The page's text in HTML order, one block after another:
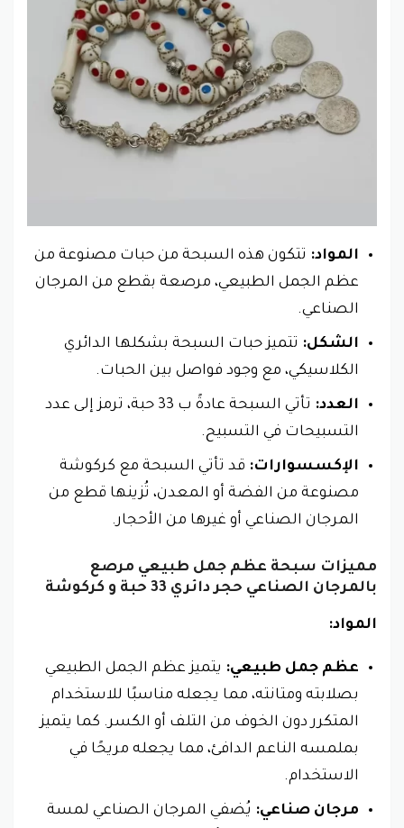
المواد: تتكون هذه السبحة من حبات مصنوعة من
عظم الجمل الطبيعي، مرصعة بقطع من المرجان
الصناعي.
الشكل: تتميز حبات السبحة بشكلها الدائري
الكلاسيكي، مع وجود فواصل بين الحبات.
العدد:
تأتي السبحة عادةً ب 33 حبة، ترمز إلى عدد
التسبيحات في التسبيح.
الإكسسوارات: قد تأتي السبحة مع كركوشة
مصنوعة من الفضة أو المعدن، تُزينها قطع من
المرجان الصناعي أو غيرها من الأحجار.
مميزات سبحة عظم جمل طبيعي مرصع
بالمرجان الصناعي حجر دائري 33 حبة و كركوشة
المواد:
عظم جمل طبيعي: يتميز عظم الجمل الطبيعي
بصلابته ومتانته، مما يجعله مناسبًا للاستخدام
المتكرر دون الخوف من التلف أو الكسر. كما يتميز
بملمسه الناعم الدافئ، مما يجعله مريحًا في
الاستخدام.
مرجان صناعي: يُضفي المرجان الصناعي لمسة